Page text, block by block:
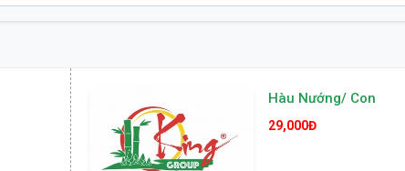
Hàu Nướng/ Con
29,000Đ